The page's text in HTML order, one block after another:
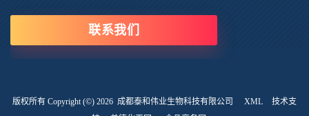
联系我们
版权所有 Copyright (©) 2026 成都泰和伟业生物科技有限公司 XML
技术支